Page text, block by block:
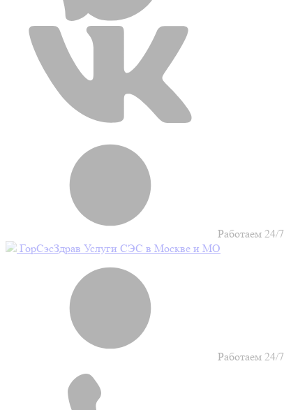
Работаем 24/7
ГорСэсЗдрав Услуги СЭС в Москве и МО
Работаем 24/7